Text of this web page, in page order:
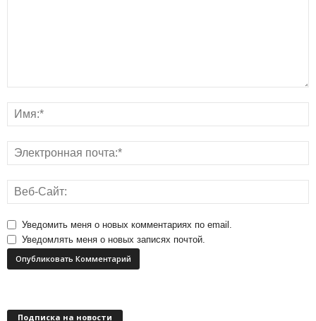
Уведомить меня о новых комментариях по email.
Уведомлять меня о новых записях почтой.
Подписка на новости